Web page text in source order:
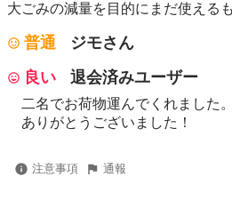
⼤ごみの減量を⽬的にまだ使える
普通
ジモさん
良い
退会済みユーザー
二名でお荷物運んでくれました
ありがとうございました！
注意事項 通報